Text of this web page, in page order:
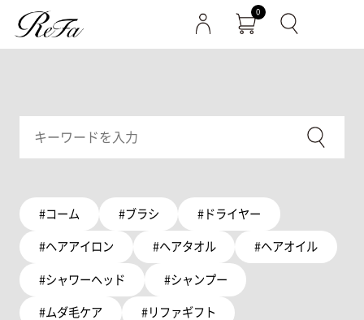
0
#コーム #ブラシ #ドライヤー
#ヘアアイロン #ヘアタオル #ヘアオイル
#シャワーヘッド #シャンプー
#ムダ毛ケア #リファギフト